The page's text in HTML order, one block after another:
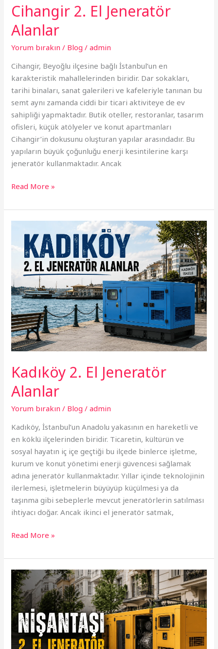
Cihangir 2. El Jeneratör
Alanlar
Yorum bırakın / Blog /admin
Cihangir, Beyoğlu ilçesine bağlı İstanbul’un en
karakteristik mahallelerinden biridir. Dar sokakları,
tarihi binaları, sanat galerileri ve kafeleriyle tanınan bu
semt aynı zamanda ciddi bir ticari aktiviteye de ev
sahipliği yapmaktadır. Butik oteller, restoranlar, tasarım
ofisleri, küçük atölyeler ve konut apartmanları
Cihangir’in dokusunu oluşturan yapılar arasındadır. Bu
yapıların büyük çoğunluğu enerji kesintilerine karşı
jeneratör kullanmaktadır. Ancak
Read More »
Kadıköy 2. El Jeneratör
Alanlar
Yorum bırakın / Blog /admin
Kadıköy, İstanbul’un Anadolu yakasının en hareketli ve
en köklü ilçelerinden biridir. Ticaretin, kültürün ve
sosyal hayatın iç içe geçtiği bu ilçede binlerce işletme,
kurum ve konut yönetimi enerji güvencesi sağlamak
adına jeneratör kullanmaktadır. Yıllar içinde teknolojinin
ilerlemesi, işletmelerin büyüyüp küçülmesi ya da
taşınma gibi sebeplerle mevcut jeneratörlerin satılması
ihtiyacı doğar. Ancak ikinci el jeneratör satmak,
El
Jeneratör
Alanlar
Read More »
Nişantaşı
2.
El
Jeneratör
Alanlar